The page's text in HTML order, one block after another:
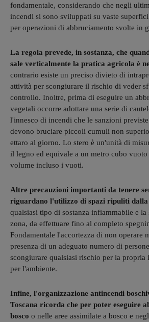
fondamentale, considerando che negli
incendi si sono sviluppati su vaste
per operazioni di abbruciamento svolte in
La regola prevede, in sostanza, che
sale verticalmente la pratica agricola è
contrario esiste un preciso divieto di
attività per scongiurare il rischio di veder
controllo. Inoltre, prima di eseguire un
vegetali occorre adottare una serie di
l'innesco di incendi che le sanzioni
devono bruciare piccoli cumuli non
ettaro al giorno. Lo stero è un'unità di
il legno ed equivale a un metro cubo
volume incluso i vuoti.
Altre precauzioni importanti da tenere
riguardano l'utilizzo di spazi ripuliti dalla
qualsiasi tipo di sostanza infiammabile e la
zona, da effettuare fino al completo
Fondamentale l'accortezza di non operare
presenza di un adeguato numero di
scongiurare qualsiasi rischio per la propria
per l'ambiente.
Infine, l'organizzazione antincendi
Toscana ricorda che per poter eseguire
bosco o nelle aree assimilate a bosco e